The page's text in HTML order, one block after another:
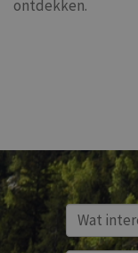
ontdekken.